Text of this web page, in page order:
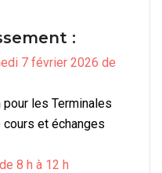
:
7 février 2026 de
les Terminales
cours et échanges
8 h à 12 h